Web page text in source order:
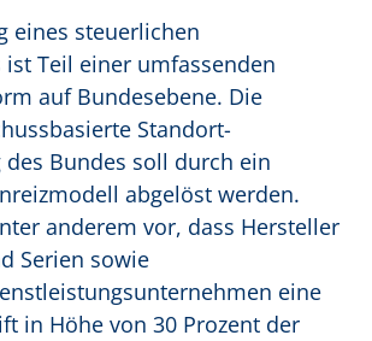
eines steuerlichen
Teil einer umfassenden
auf Bundesebene. Die
Standort-
Bundes soll durch ein
abgelöst werden.
anderem vor, dass Hersteller
Serien sowie
eine
in Höhe von 30 Prozent der